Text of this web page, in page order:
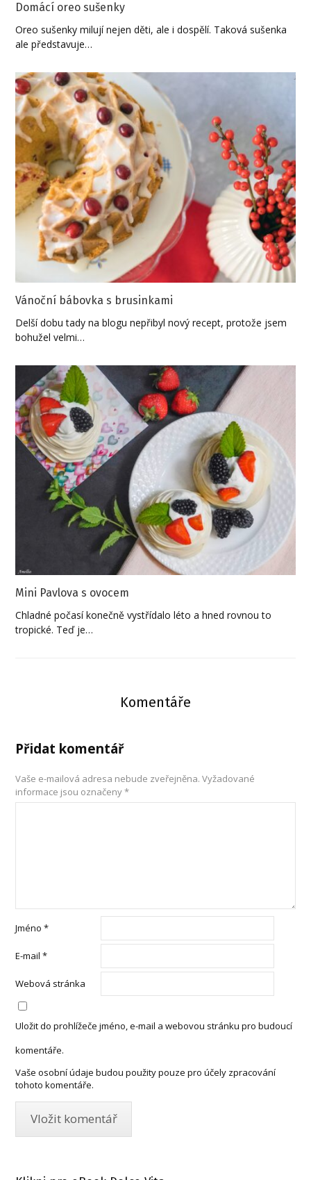
Domácí oreo sušenky
Oreo sušenky milují nejen děti, ale i dospělí. Taková sušenka
ale představuje…
Vánoční bábovka s brusinkami
Delší dobu tady na blogu nepřibyl nový recept, protože jsem
bohužel velmi…
Mini Pavlova s ovocem
Chladné počasí konečně vystřídalo léto a hned rovnou to
tropické. Teď je…
Komentáře
Přidat komentář
Vaše e-mailová adresa nebude zveřejněna. Vyžadované
informace jsou označeny*
Jméno*
E-mail*
Webová stránka
Uložit do prohlížeče jméno, e-mail a webovou stránku pro budoucí
komentáře.
Vaše osobní údaje budou použity pouze pro účely zpracování
tohoto komentáře.